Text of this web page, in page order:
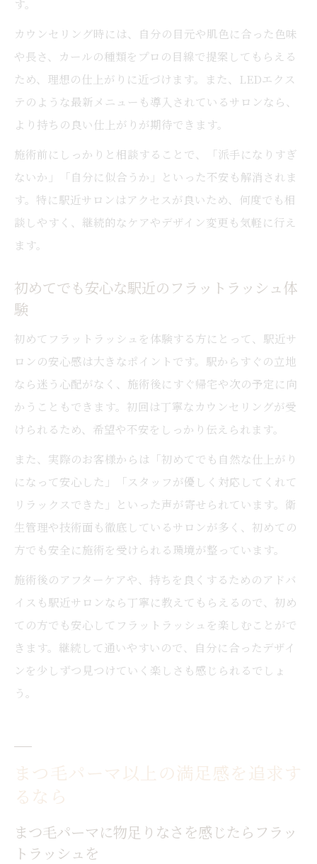
す。
カウンセリング時には、自分の目元や肌色に合った色味
や長さ、カールの種類をプロの目線で提案してもらえる
ため、理想の仕上がりに近づけます。また、LEDエクス
テのような最新メニューも導入されているサロンなら、
より持ちの良い仕上がりが期待できます。
施術前にしっかりと相談することで、「派手になりすぎ
ないか」「自分に似合うか」といった不安も解消されま
す。特に駅近サロンはアクセスが良いため、何度でも相
談しやすく、継続的なケアやデザイン変更も気軽に行え
ます。
初めてでも安心な駅近のフラットラッシュ体
験
初めてフラットラッシュを体験する方にとって、駅近サ
ロンの安心感は大きなポイントです。駅からすぐの立地
なら迷う心配がなく、施術後にすぐ帰宅や次の予定に向
かうこともできます。初回は丁寧なカウンセリングが受
けられるため、希望や不安をしっかり伝えられます。
また、実際のお客様からは「初めてでも自然な仕上がり
になって安心した」「スタッフが優しく対応してくれて
リラックスできた」といった声が寄せられています。衛
生管理や技術面も徹底しているサロンが多く、初めての
方でも安全に施術を受けられる環境が整っています。
施術後のアフターケアや、持ちを良くするためのアドバ
イスも駅近サロンなら丁寧に教えてもらえるので、初め
ての方でも安心してフラットラッシュを楽しむことがで
きます。継続して通いやすいので、自分に合ったデザイ
ンを少しずつ見つけていく楽しさも感じられるでしょ
う。
まつ毛パーマ以上の満足感を追求す
るなら
まつ毛パーマに物足りなさを感じたらフラッ
トラッシュを